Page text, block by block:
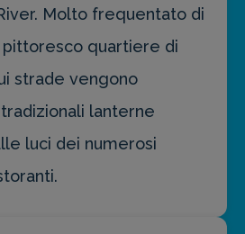
Molto frequentato di
quartiere di
strade vengono
lanterne
luci dei numerosi